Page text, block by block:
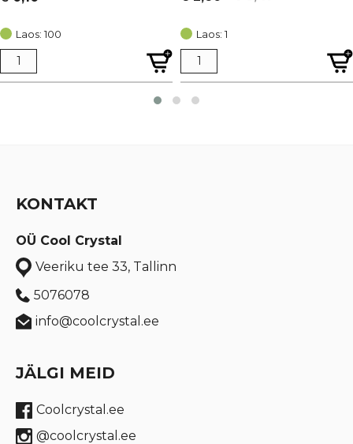
Laos: 100
Algne
oli:
€ 3,47.
Current
is:
€ 2,60.
Laos: 1
KONTAKT
OÜ Cool Crystal
Veeriku tee 33, Tallinn
5076078
info@coolcrystal.ee
JÄLGI MEID
Coolcrystal.ee
@coolcrystal.ee